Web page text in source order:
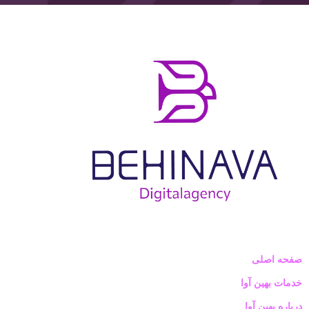
صفحه اصلی
خدمات بهین آوا
درباره بهین آوا